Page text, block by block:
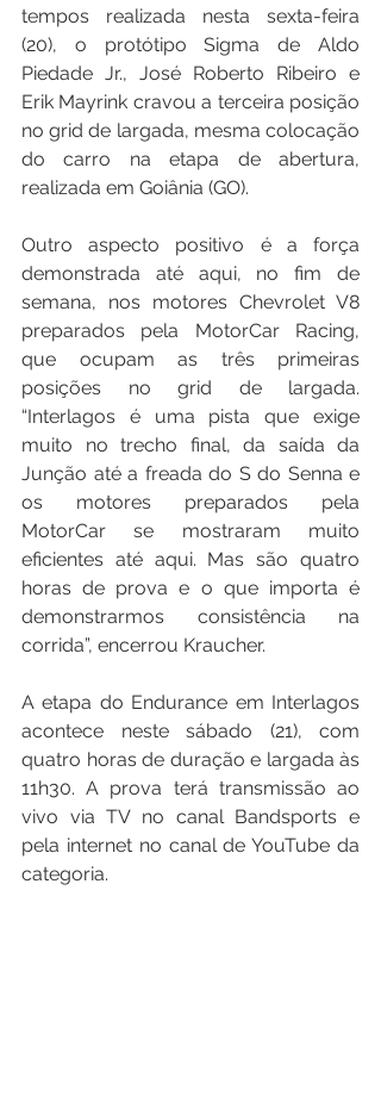
tempos realizada nesta sexta-feira
(20), o protótipo Sigma de Aldo
Piedade Jr., José Roberto Ribeiro e
Erik Mayrink cravou a terceira posição
no grid de largada, mesma colocação
do carro na etapa de abertura,
realizada em Goiânia (GO).
Outro aspecto positivo é a força
demonstrada até aqui, no fim de
semana, nos motores Chevrolet V8
preparados pela MotorCar Racing,
que ocupam as três primeiras
posições no grid de largada.
“Interlagos é uma pista que exige
muito no trecho final, da saída da
Junção até a freada do S do Senna e
os motores preparados pela
MotorCar se mostraram muito
eficientes até aqui. Mas são quatro
horas de prova e o que importa é
demonstrarmos consistência na
corrida”, encerrou Kraucher.
A etapa do Endurance em Interlagos
acontece neste sábado (21), com
quatro horas de duração e largada às
11h30. A prova terá transmissão ao
vivo via TV no canal Bandsports e
pela internet no canal de YouTube da
categoria.